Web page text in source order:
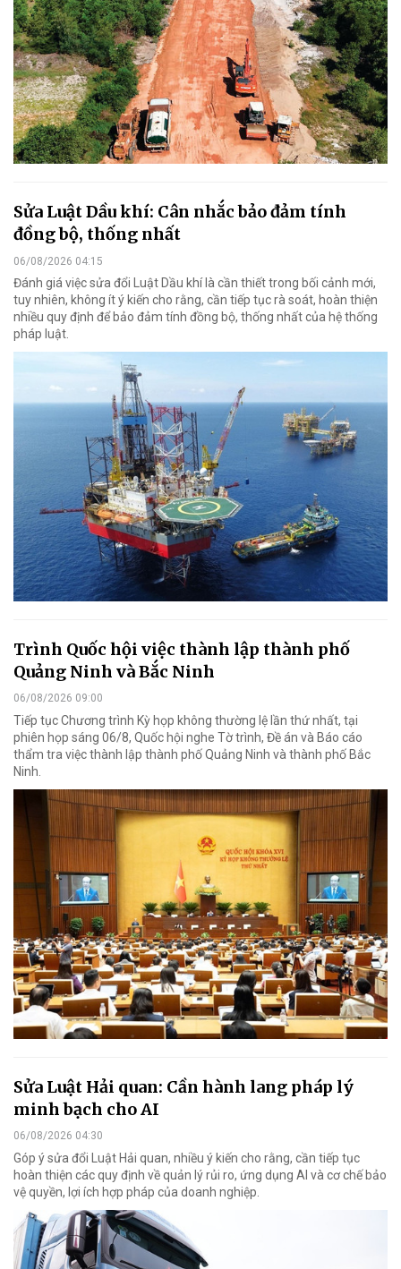
Sửa Luật Dầu khí: Cân nhắc bảo đảm tính
đồng bộ, thống nhất
06/08/2026 04:15
Đánh giá việc sửa đổi Luật Dầu khí là cần thiết trong bối cảnh mới,
tuy nhiên, không ít ý kiến cho rằng, cần tiếp tục rà soát, hoàn thiện
nhiều quy định để bảo đảm tính đồng bộ, thống nhất của hệ thống
pháp luật.
Trình Quốc hội việc thành lập thành phố
Quảng Ninh và Bắc Ninh
06/08/2026 09:00
Tiếp tục Chương trình Kỳ họp không thường lệ lần thứ nhất, tại
phiên họp sáng 06/8, Quốc hội nghe Tờ trình, Đề án và Báo cáo
thẩm tra việc thành lập thành phố Quảng Ninh và thành phố Bắc
Ninh.
Sửa Luật Hải quan: Cần hành lang pháp lý
minh bạch cho AI
06/08/2026 04:30
Góp ý sửa đổi Luật Hải quan, nhiều ý kiến cho rằng, cần tiếp tục
hoàn thiện các quy định về quản lý rủi ro, ứng dụng AI và cơ chế bảo
vệ quyền, lợi ích hợp pháp của doanh nghiệp.